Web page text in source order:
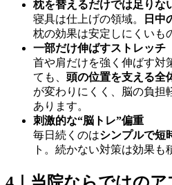
枕を替えるだけでは足りな
寝具は仕上げの領域。
日中
枕の効果は安定しにくいも
一部だけ伸ばすストレッチ
首や肩だけを強く伸ばす対
ても、 頭の位置を支える全
が変わりにくく、脳の負担
あります。
刺激的な“脳トレ”偏重
毎日続くのはシンプルで短
ト。続かない対策は効果も